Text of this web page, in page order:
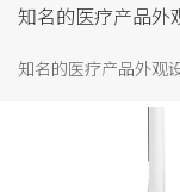
知名的医疗产品外
知名的医疗产品外观
需要找一家知名的设